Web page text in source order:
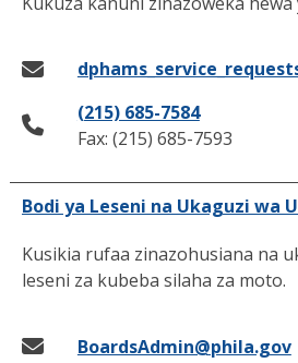
(215) 685-7584
Fax: (215) 685-7593
Bodi ya Leseni na Ukaguzi wa
Kusikia rufaa zinazohusiana na
leseni za kubeba silaha za moto.
BoardsAdmin@phila.gov